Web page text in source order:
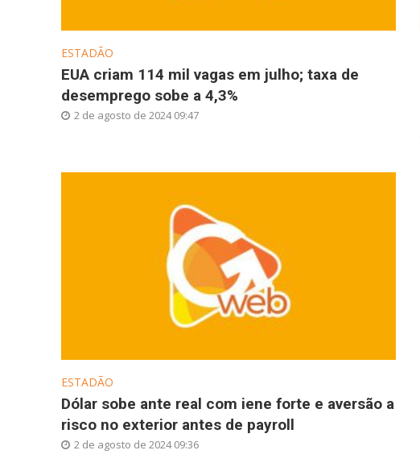
ESTADÃO
EUA criam 114 mil vagas em julho; taxa de
desemprego sobe a 4,3%
2 de agosto de 2024 09:47
ESTADÃO
Dólar sobe ante real com iene forte e aversão a
risco no exterior antes de payroll
2 de agosto de 2024 09:36